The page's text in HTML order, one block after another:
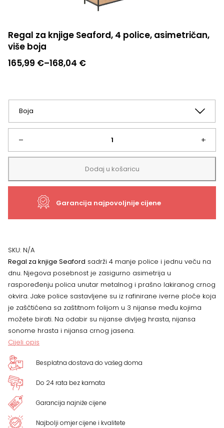
Regal za knjige Seaford, 4 police, asimetričan,
više boja
165,99 €–168,04 €
Raspon
165,99 €
168,04 €
–
Regal
za
knjige
police,
asimetričan,
više
boja
količina
+
Dodaj u košaricu
Garancija najpovoljnije cijene
SKU: N/A
Regal za knjige Seaford sadrži 4 manje police i jednu veču na
dnu. Njegova posebnost je zasigurno asimetrija u
raspoređenju polica unutar metalnog i prašno lakiranog crnog
okvira. Jake police sastavljene su iz rafinirane iverne ploče koja
je zaščtićena sa zaštitnom folijom u 3 nijanse među kojima
možete birati. Na odabir su nijanse divljeg hrasta, nijansa
sonome hrasta i nijansa crnog jasena.
Cijeli opis
Besplatna dostava do vašeg doma
Do 24 rata bez kamata
Garancija najniže cijene
Najbolji omjer cijene i kvalitete